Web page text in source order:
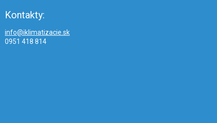
Kontakty:
info@iklimatizacie.sk
0951 418 814